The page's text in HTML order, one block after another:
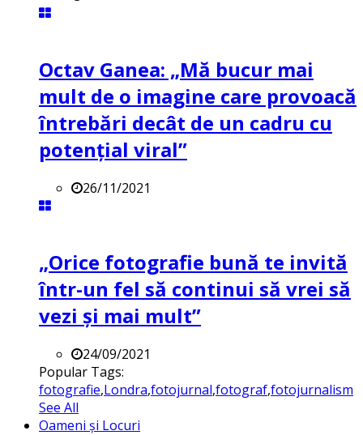
Octav Ganea: „Mă bucur mai
mult de o imagine care provoacă
întrebări decât de un cadru cu
potenţial viral”
26/11/2021
„Orice fotografie bună te invită
într-un fel să continui să vrei să
vezi și mai mult”
24/09/2021
Popular Tags:
fotografie,Londra,fotojurnal,fotograf,fotojurnalism
See All
Oameni și Locuri